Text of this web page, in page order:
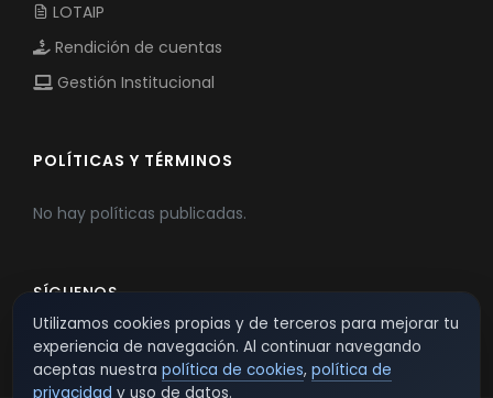
LOTAIP
Rendición de cuentas
Gestión Institucional
POLÍTICAS Y TÉRMINOS
No hay políticas publicadas.
SÍGUENOS
Utilizamos cookies propias y de terceros para mejorar tu
experiencia de navegación. Al continuar navegando
aceptas nuestra política de cookies, política de
privacidad y uso de datos.